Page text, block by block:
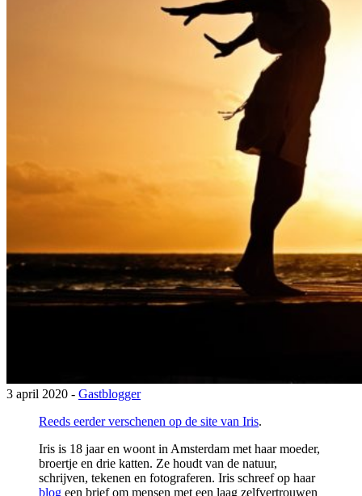
3 april 2020 - Gastblogger
Reeds eerder verschenen op de site van Iris.
Iris is 18 jaar en woont in Amsterdam met haar moeder,
broertje en drie katten. Ze houdt van de natuur,
schrijven, tekenen en fotograferen. Iris schreef op haar
blog een brief om mensen met een laag zelfvertrouwen